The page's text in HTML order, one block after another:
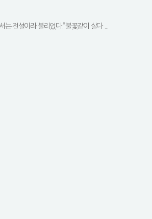
전설이라 불리었다.”불꽃같이 살다 ...